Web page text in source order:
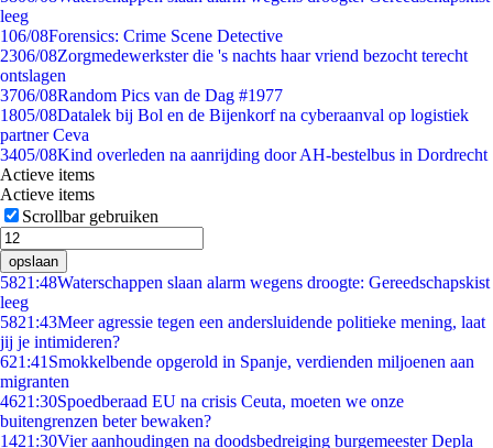
leeg
106/08Forensics: Crime Scene Detective
2306/08Zorgmedewerkster die 's nachts haar vriend bezocht terecht
ontslagen
3706/08Random Pics van de Dag #1977
1805/08Datalek bij Bol en de Bijenkorf na cyberaanval op logistiek
partner Ceva
3405/08Kind overleden na aanrijding door AH-bestelbus in Dordrecht
Actieve items
Actieve items
Scrollbar gebruiken
opslaan
5821:48Waterschappen slaan alarm wegens droogte: Gereedschapskist
leeg
5821:43Meer agressie tegen een andersluidende politieke mening, laat
jij je intimideren?
621:41 Smokkelbende opgerold in Spanje, verdienden miljoenen aan
migranten
4621:30Spoedberaad EU na crisis Ceuta, moeten we onze
buitengrenzen beter bewaken?
1421:30Vier aanhoudingen na doodsbedreiging burgemeester Depla